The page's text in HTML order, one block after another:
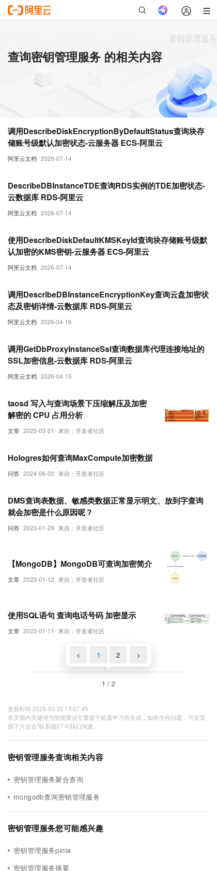
查询密钥管理服务 的相关内容
阿里云文档 2026-07-14
调用DescribeDiskEncryptionByDefaultStatus查询块存
储账号级默认加密状态-云服务器 ECS-阿里云
阿里云文档 2026-07-14
DescribeDBInstanceTDE查询RDS实例的TDE加密状态-
云数据库 RDS-阿里云
阿里云文档 2026-07-14
使用DescribeDiskDefaultKMSKeyId查询块存储账号级默
认加密的KMS密钥-云服务器 ECS-阿里云
阿里云文档 2026-04-16
调用DescribeDBInstanceEncryptionKey查询云盘加密状
态及密钥详情-云数据库 RDS-阿里云
阿里云文档 2026-04-15
调用GetDbProxyInstanceSsl查询数据库代理连接地址的
SSL加密信息-云数据库 RDS-阿里云
文章 2025-03-21 来自：开发者社区
taosd 写入与查询场景下压缩解压及加密
解密的 CPU 占用分析
问答 2024-06-03 来自：开发者社区
Hologres如何查询MaxCompute加密数据
问答 2023-01-29 来自：开发者社区
DMS查询表数据、敏感类数据正常显示明文、放到字查询
就会加密是什么原因呢？
文章 2023-01-12 来自：开发者社区
【MongoDB】MongoDB可查询加密简介
文章 2023-01-11 来自：开发者社区
使用SQL语句 查询电话号码 加密显示
< 1 2 >
1 / 2
更新时间 2025-03-22 13:07:45
本页面内关键词为智能算法引擎基于机器学习所生成，如有任何问题，可在页
面下方点击"联系我们"与我们沟通。
密钥管理服务查询相关内容
密钥管理服务聚合查询
mongodb查询密钥管理服务
密钥管理服务您可能感兴趣
密钥管理服务pinia
密钥管理服务摘要